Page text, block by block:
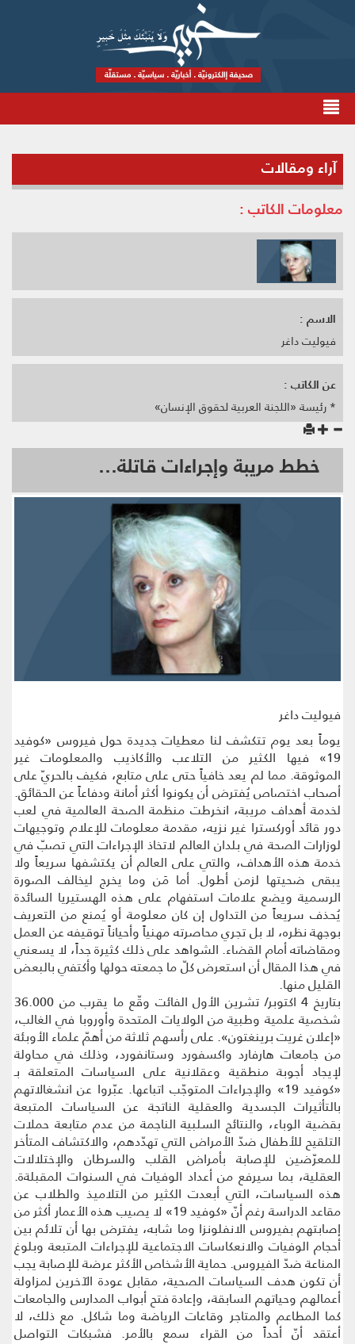
آراء ومقالات
معلومات الكاتب :
الاسم :
فيوليت داغر
عن الكاتب :
* رئيسة «اللجنة العربية لحقوق الإنسان»
خطط مريبة وإجراءات قاتلة…
فيوليت داغر
يوماً بعد يوم تتكشف لنا معطيات جديدة حول فيروس «كوفيد
19» فيها الكثير من التلاعب والأكاذيب والمعلومات غير
الموثوقة. مما لم يعد خافياً حتى على متابع، فكيف بالحريّ على
أصحاب اختصاص يُفترض أن يكونوا أكثر أمانة ودفاعاً عن الحقائق.
لخدمة أهداف مريبة، انخرطت منظمة الصحة العالمية في لعب
دور قائد أوركسترا غير نزيه، مقدمة معلومات للإعلام وتوجيهات
لوزارات الصحة في بلدان العالم لاتخاذ الإجراءات التي تصبّ في
خدمة هذه الأهداف، والتي على العالم أن يكتشفها سريعاً ولا
يبقى ضحيتها لزمن أطول. أما مَن وما يخرج ليخالف الصورة
الرسمية ويضع علامات استفهام على هذه الهستيريا السائدة
يُحذف سريعاً من التداول إن كان معلومة أو يُمنع من التعريف
بوجهة نظره، لا بل تجري محاصرته مهنياً وأحياناً توقيفه عن العمل
ومقاضاته أمام القضاء. الشواهد على ذلك كثيرة جداً، لا يسعني
في هذا المقال أن استعرض كلّ ما جمعته حولها وأكتفي بالبعض
القليل منها.
بتاريخ 4 اكتوبر/ تشرين الأول الفائت وقّع ما يقرب من 36.000
شخصية علمية وطبية من الولايات المتحدة وأوروبا في الغالب،
«إعلان غريت برينغتون». على رأسهم ثلاثة من أهمّ علماء الأوبئة
من جامعات هارفارد واكسفورد وستانفورد، وذلك في محاولة
لإيجاد أجوبة منطقية وعقلانية على السياسات المتعلقة بـ
«كوفيد 19» والإجراءات المتوجّب اتباعها. عبّروا عن انشغالاتهم
بالتأثيرات الجسدية والعقلية الناتجة عن السياسات المتبعة
بقضية الوباء، والنتائج السلبية الناجمة من عدم متابعة حملات
التلقيح للأطفال ضدّ الأمراض التي تهدّدهم، والاكتشاف المتأخر
للمعرّضين للإصابة بأمراض القلب والسرطان والإختلالات
العقلية، بما سيرفع من أعداد الوفيات في السنوات المقبلةة.
هذه السياسات، التي أبعدت الكثير من التلاميذ والطلاب عن
مقاعد الدراسة رغم أنّ «كوفيد 19» لا يصيب هذه الأعمار أكثر من
إصابتهم بفيروس الانفلونزا وما شابه، يفترض بها أن تلائم بين
أحجام الوفيات والانعكاسات الاجتماعية للإجراءات المتبعة وبلوغ
المناعة ضدّ الفيروس. حماية الأشخاص الأكثر عرضة للإصابة يجب
أن تكون هدف السياسات الصحية، مقابل عودة الآخرين لمزاولة
أعمالهم وحياتهم السابقة، وإعادة فتح أبواب المدارس والجامعات
كما المطاعم والمتاجر وقاعات الرياضة وما شاكل. مع ذلك، لا
أعتقد أنّ أحداً من القراء سمع بالأمر. فشبكات التواصل